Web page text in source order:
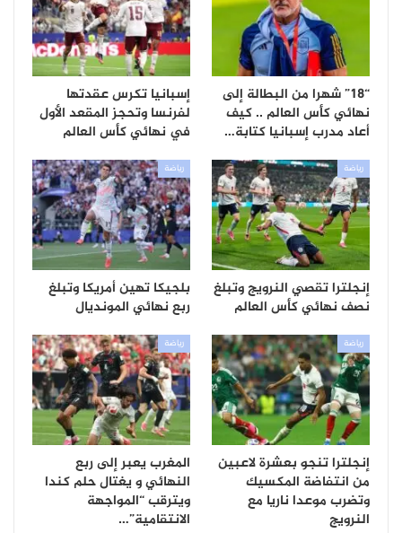
“18” شهرا من البطالة إلى
نهائي كأس العالم .. كيف
أعاد مدرب إسبانيا كتابة…
إسبانيا تكرس عقدتها
لفرنسا وتحجز المقعد الأول
في نهائي كأس العالم
رياضة
إنجلترا تقصي النرويج وتبلغ
نصف نهائي كأس العالم
رياضة
بلجيكا تهين أمريكا وتبلغ
ربع نهائي المونديال
رياضة
إنجلترا تنجو بعشرة لاعبين
من انتفاضة المكسيك
وتضرب موعدا ناريا مع
النرويج
رياضة
المغرب يعبر إلى ربع
النهائي و يغتال حلم كندا
ويترقب “المواجهة
الانتقامية”…